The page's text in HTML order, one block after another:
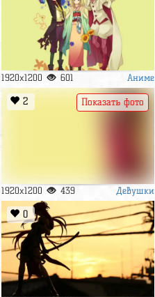
1920x1200 601 Аниме
2
1920x1200 439 Девушки
Показать фото
0